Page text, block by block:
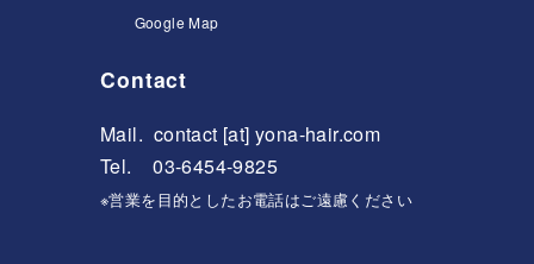
Google Map
Contact
Mail. contact [at] yona-hair.com
Tel. 03-6454-9825
※営業を目的としたお電話はご遠慮ください